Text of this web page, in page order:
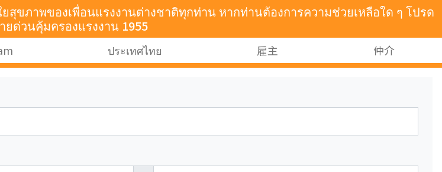
สุขภาพของเพื่อนแรงงานต่างชาติทุกท่าน หากท่านต้องการความช่วยเหลือใด ๆ โปรด
ด่วนคุ้มครองแรงงาน 1955
ประเทศไทย 雇主
仲介